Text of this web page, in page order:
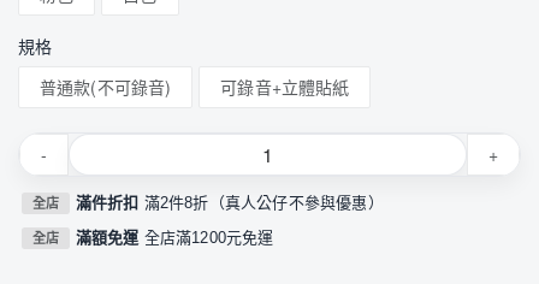
規格
普通款(不可錄音) 可錄音+立體貼紙
- +
全店 滿件折扣 滿2件8折（真人公仔不參與優惠）
全店 滿額免運 全店滿1200元免運